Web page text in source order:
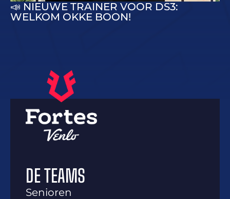
📣 NIEUWE TRAINER VOOR DS3:
WELKOM OKKE BOON!
DE TEAMS
Senioren